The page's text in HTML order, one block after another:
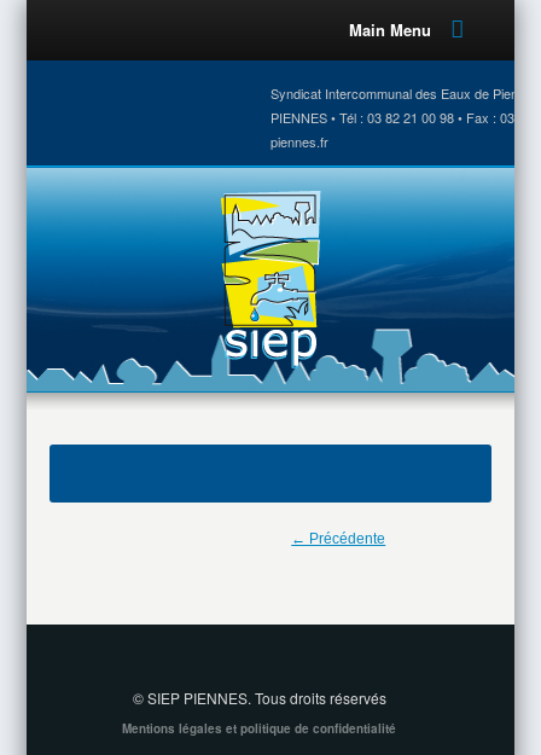
Main Menu
Syndicat Intercommunal des Eaux de
PIENNES • Tél : 03 82 21 00 98 • Fax : 03
piennes.fr
← Précédente
© SIEP PIENNES. Tous droits réservés
Mentions légales et politique de confidentialité